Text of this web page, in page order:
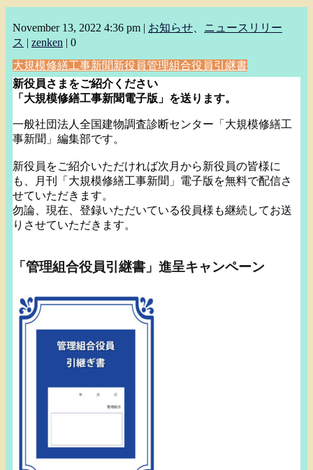
November 13, 2022 4:36 pm | お知らせ
ニュースリリー
ス | zenken | 0
大規模修繕工事新聞新役員管理組合役員引継書
新役員さまをご紹介ください
「大規模修繕工事新聞電子版」を送ります。
一般社団法人全国建物調査診断センター「大規模修繕工
事新聞」 編集部です。
新役員をご紹介いただければ次月から新役員の皆様に
も、月刊「 大規模修繕工事新聞」電子版を無料で配信さ
せていただきます。
勿論、現在、登録いただいている役員様も継続してお送
りさせていただきます。
「管理組合役員引継書」進呈キャンペーン